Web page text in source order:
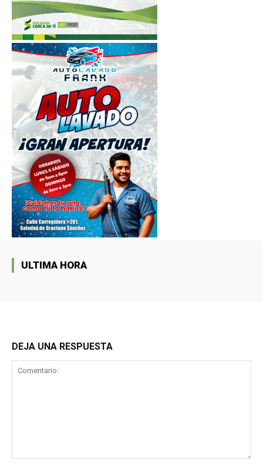
ULTIMA HORA
DEJA UNA RESPUESTA